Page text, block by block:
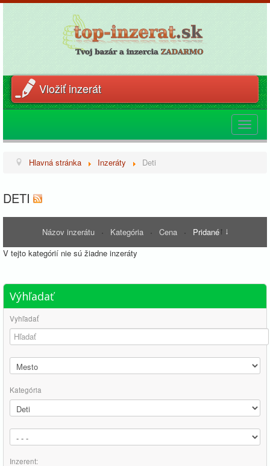
Vložiť inzerát
Toggle
Hlavná stránka Inzeráty Deti
DETI
Názov inzerátu Kategória Cena
Pridané
V tejto kategórií nie sú žiadne inzeráty
Výhľadať
Vyhľadať
Kategória
Inzerent: